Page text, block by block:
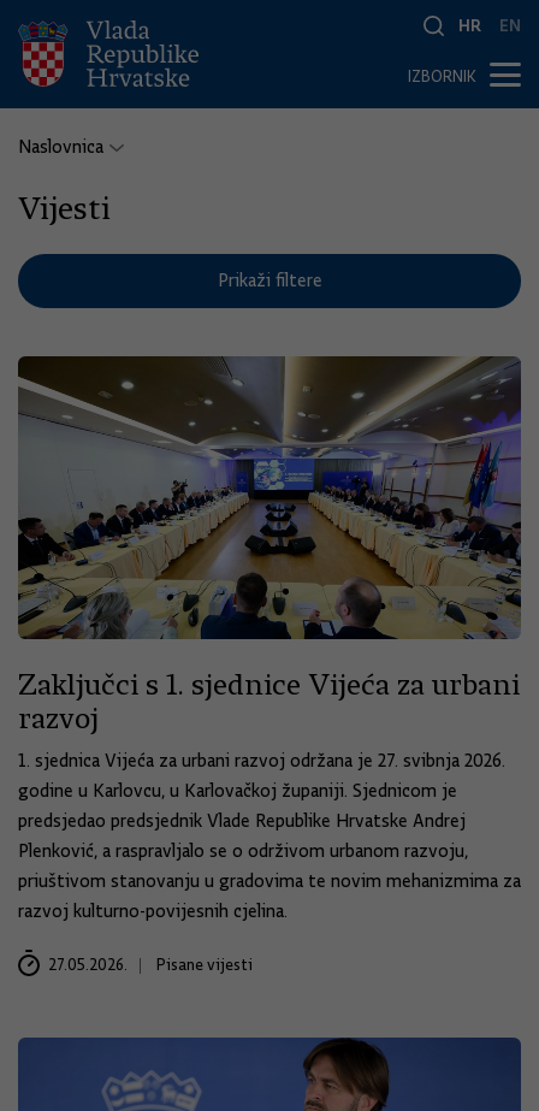
HR EN
IZBORNIK
Naslovnica
Vijesti
Prikaži filtere
Zaključci s 1. sjednice Vijeća za urbani
razvoj
1. sjednica Vijeća za urbani razvoj održana je 27. svibnja 2026.
godine u Karlovcu, u Karlovačkoj županiji. Sjednicom je
predsjedao predsjednik Vlade Republike Hrvatske Andrej
Plenković, a raspravljalo se o održivom urbanom razvoju,
priuštivom stanovanju u gradovima te novim mehanizmima za
razvoj kulturno-povijesnih cjelina.
27.05.2026. Pisane vijesti